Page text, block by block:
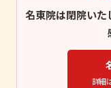
名東院は閉院いた
詳細